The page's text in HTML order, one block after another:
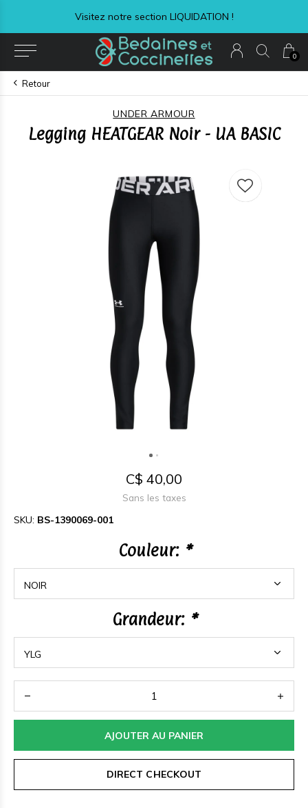
0
Visitez notre section LIQUIDATION !
Retour
UNDER ARMOUR
Legging HEATGEAR Noir - UA BASIC
C$ 40,00
Sans les taxes
SKU: BS-1390069-001
Couleur: *
Grandeur: *
AJOUTER AU PANIER
DIRECT CHECKOUT